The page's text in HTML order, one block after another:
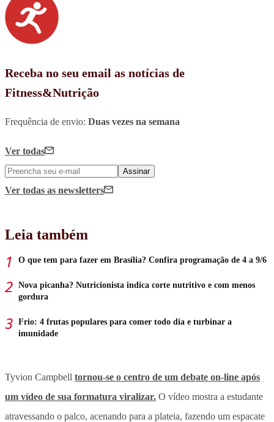
Receba no seu email as notícias de
Fitness&Nutrição
Frequência de envio: Duas vezes na semana
Ver todas
Assinar
Ver todas as newsletters
Leia também
O que tem para fazer em Brasília? Confira programação de 4 a 9/6
Nova picanha? Nutricionista indica corte nutritivo e com menos
gordura
Frio: 4 frutas populares para comer todo dia e turbinar a
imunidade
Tyvion Campbell tornou-se o centro de um debate on-line após
um vídeo de sua formatura viralizar. O vídeo mostra a estudante
atravessando o palco, acenando para a plateia, fazendo um espacate